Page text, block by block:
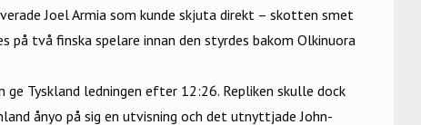
Joel Armia som kunde skjuta direkt – skotten smet
på två finska spelare innan den styrdes bakom Olkinuora
Tyskland ledningen efter 12:26. Repliken skulle dock
ånyo på sig en utvisning och det utnyttjade John-